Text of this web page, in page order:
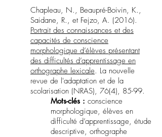
Chapleau, N., Beaupré-Boivin, K.,
Saidane, R., et Fejzo, A. (2016).
Portrait des connaissances et des
capacités de conscience
morphologique d’élèves présentant
des difficultés d’apprentissage en
orthographe lexicale. La nouvelle
revue de l'adaptation et de la
scolarisation (NRAS), 76(4), 85-99.
Mots-clés : conscience
morphologique, élèves en
difficulté d’apprentissage, étude
descriptive, orthographe